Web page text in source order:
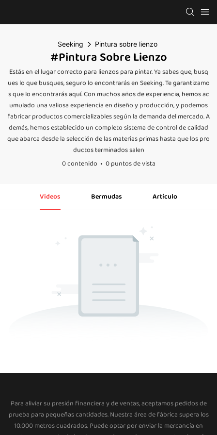
Seeking Pintura sobre lienzo
#Pintura Sobre Lienzo
Estás en el lugar correcto para lienzos para pintar. Ya sabes que, busq
ues lo que busques, seguro lo encontrarás en Seeking. Te garantizamo
s que lo encontrarás aquí. Con muchos años de experiencia, hemos ac
umulado una valiosa experiencia en diseño y producción, y podemos
fabricar productos comercializables según la demanda del mercado. A
demás, hemos establecido un completo sistema de control de calidad
que abarca desde la selección de las materias primas hasta que los pro
ductos terminados salen
0 contenido
0 puntos de vista
Videos Bermudas Artículo
Para aliviar su presión financiera y de ventas, aceptamos pedidos de
prueba para pequeñas cantidades. Nuestra área de fábrica supera los
10.000 metros cuadrados. Puede optar por enviar la mercancía en